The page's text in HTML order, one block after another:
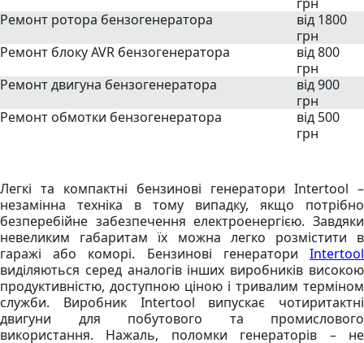
Ремонт ротора бензогенератора
від 1800
грн
Ремонт блоку AVR бензогенератора
від 800
грн
Ремонт двигуна бензогенератора
від 900
грн
Ремонт обмотки бензогенератора
від 500
грн
Легкі та компактні бензинові генератори Intertool –
незамінна техніка в тому випадку, якщо потрібно
безперебійне забезпечення електроенергією. Завдяки
невеликим габаритам їх можна легко розмістити в
гаражі або коморі. Бензинові генератори Intertool
виділяються серед аналогів інших виробників високою
продуктивністю, доступною ціною і тривалим терміном
служби. Виробник Intertool випускає чотиритактні
двигуни для побутового та промислового
використання. Нажаль, поломки генераторів – не